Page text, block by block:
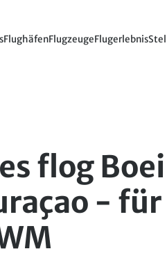
FlughäfenFlugzeugeFlugerlebnis
flog
- für